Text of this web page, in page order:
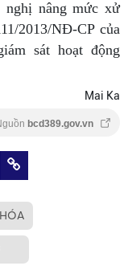
nghị nâng mức xử
2013/NĐ-CP của
sát hoạt động
Mai Ka
bcd389.gov.vn